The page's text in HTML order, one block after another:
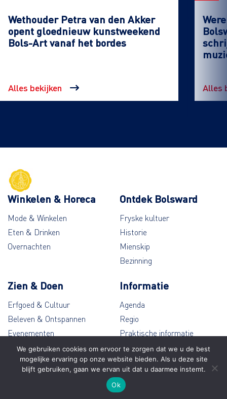
Wethouder Petra van den Akker
opent gloednieuw kunstweekend
Bols-Art vanaf het bordes
Alles bekijken Alles
Winkelen & Horeca
Mode & Winkelen
Eten & Drinken
Overnachten
Ontdek Bolsward
Fryske kultuer
Historie
Mienskip
Bezinning
Zien & Doen
Erfgoed & Cultuur
Beleven & Ontspannen
Evenementen
Wandelen & Fietsen
Informatie
Agenda
Regio
Praktische informatie
Contact
We gebruiken cookies om ervoor te zorgen dat we u de best
mogelijke ervaring op onze website bieden. Als u deze site
blijft gebruiken, gaan we ervan uit dat u daarmee instemt.
Ok